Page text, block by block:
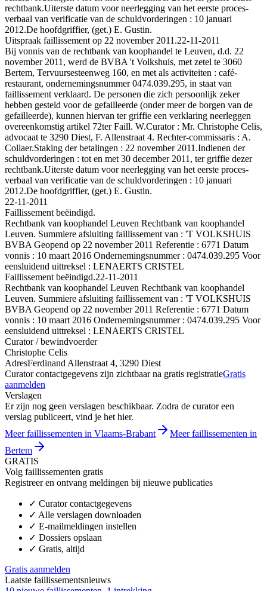
rechtbank.Uiterste datum voor neerlegging van het eerste proces-
verbaal van verificatie van de schuldvorderingen : 10 januari
2012.De hoofdgriffier, (get.) E. Gustin.
Uitspraak faillissement op 22 november 2011.22-11-2011
Bij vonnis van de rechtbank van koophandel te Leuven, d.d. 22
november 2011, werd de BVBA 't Volkshuis, met zetel te 3060
Bertem, Tervuursesteenweg 160, en met als activiteiten : café-
restaurant, ondernemingsnummer 0474.039.295, in staat van
faillissement verklaard. De personen die zich persoonlijk zeker
hebben gesteld voor de gefailleerde (onder meer de borgen van de
gefailleerde), kunnen hiervan ter griffie een verklaring neerleggen
overeenkomstig artikel 72ter Faill. W.Curator : Mr. Christophe Celis,
advocaat te 3290 Diest, F. Allenstraat 4. Rechter-commissaris : A.
Collaer.Staking der betalingen : 22 november 2011.Indienen der
schuldvorderingen : tot en met 30 december 2011, ter griffie dezer
rechtbank.Uiterste datum voor neerlegging van het eerste proces-
verbaal van verificatie van de schuldvorderingen : 10 januari
2012.De hoofdgriffier, (get.) E. Gustin.
22-11-2011
Faillissement beëindigd.
Rechtbank van koophandel Leuven Rechtbank van koophandel
Leuven. Summiere afsluiting faillissement van : 'T VOLKSHUIS
BVBA Geopend op 22 november 2011 Referentie : 6771 Datum
vonnis : 10 maart 2016 Ondernemingsnummer : 0474.039.295 Voor
eensluidend uittreksel : LENAERTS CRISTEL
Faillissement beëindigd.22-11-2011
Rechtbank van koophandel Leuven Rechtbank van koophandel
Leuven. Summiere afsluiting faillissement van : 'T VOLKSHUIS
BVBA Geopend op 22 november 2011 Referentie : 6771 Datum
vonnis : 10 maart 2016 Ondernemingsnummer : 0474.039.295 Voor
eensluidend uittreksel : LENAERTS CRISTEL
Curator / bewindvoerder
Christophe Celis
AdresFerdinand Allenstraat 4, 3290 Diest
Curator contactgegevens zijn zichtbaar na gratis registratieGratis
aanmelden
Verslagen
Er zijn nog geen verslagen beschikbaar. Zodra de curator een
verslag publiceert, vind je het hier.
Meer faillissementen in Vlaams-Brabant
Meer faillissementen in
Bertem
GRATIS
Volg faillissementen gratis
Registreer en ontvang meldingen bij nieuwe publicaties
✓ Curator contactgegevens
✓ Alle verslagen downloaden
✓ E-mailmeldingen instellen
✓ Dossiers opslaan
✓ Gratis, altijd
Gratis aanmelden
Laatste faillissementsnieuws